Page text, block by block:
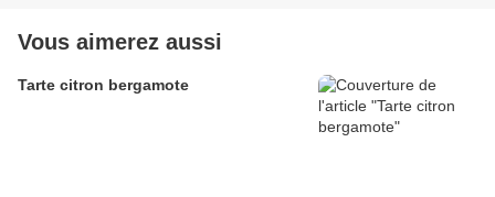
Vous aimerez aussi
Tarte citron bergamote